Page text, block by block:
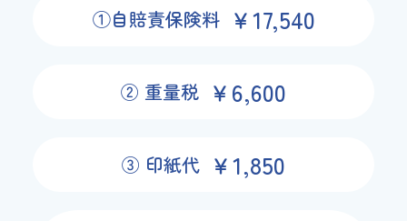
①自賠責保険料 ￥17,540
② 重量税 ￥6,600
③ 印紙代 ￥1,850